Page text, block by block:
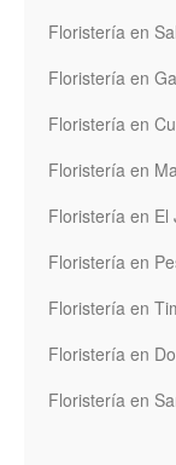
Floristería en
Floristería en
Floristería en
Floristería en
Floristería en El
Floristería en
Floristería en
Floristería en
Floristería en